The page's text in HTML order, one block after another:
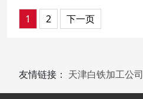
1
2 下一页
友情链接： 天津白铁加工公司